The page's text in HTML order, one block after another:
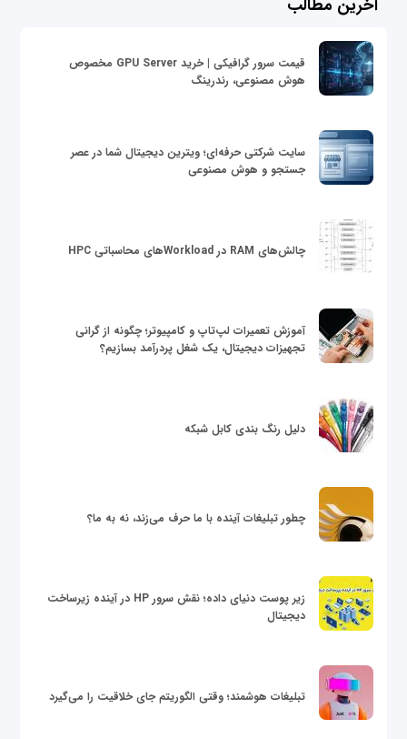
آخرین مطالب
قیمت سرور گرافیکی | خرید GPU Server مخصوص
هوش مصنوعی، رندرینگ
سایت شرکتی حرفه‌ای؛ ویترین دیجیتال شما در عصر
جستجو و هوش مصنوعی
چالش‌های RAM در Workloadهای محاسباتی HPC
آموزش تعمیرات لپ‌تاپ و کامپیوتر؛ چگونه از گرانی
تجهیزات دیجیتال، یک شغل پردرآمد بسازیم؟
دلیل رنگ بندی کابل شبکه
چطور تبلیغات آینده با ما حرف می‌زند، نه به ما؟
زیر پوست دنیای داده؛ نقش سرور HP در آینده زیرساخت
دیجیتال
تبلیغات هوشمند؛ وقتی الگوریتم جای خلاقیت را می‌گیرد